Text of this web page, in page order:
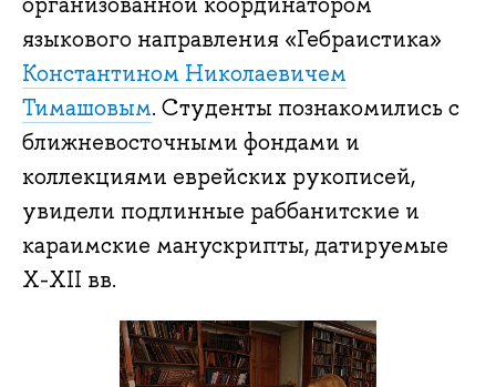
языкового направления «Гебраистика»
Константином Николаевичем
Тимашовым. Студенты познакомились с
ближневосточными фондами и
коллекциями еврейских рукописей,
увидели подлинные раббанитские и
караимские манускрипты, датируемые
X-XII вв.